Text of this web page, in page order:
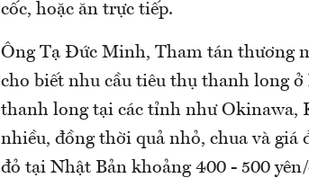
cốc, hoặc ăn trực tiếp.
Ông Tạ Đức Minh, Tham tán thương
cho biết nhu cầu tiêu thụ thanh long
thanh long tại các tỉnh như Okinawa,
nhiều, đồng thời quả nhỏ, chua và
đỏ tại Nhật Bản khoảng 400 - 500